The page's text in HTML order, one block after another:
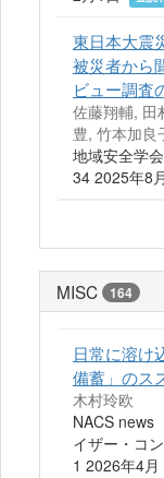
東日本大震
被災者から
ビュー調査
佐藤翔輔, 田
豊, 竹本加良
地域安全学
34 2025年8
MISC 164
日常に溶け
備蓄」のス
木村玲欧
NACS news
イザー・コ
1 2026年4月